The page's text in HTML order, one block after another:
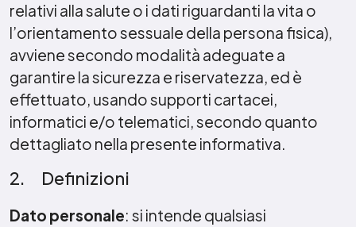
relativi alla salute o i dati riguardanti la vita o
l’orientamento sessuale della persona fisica),
avviene secondo modalità adeguate a
garantire la sicurezza e riservatezza, ed è
effettuato, usando supporti cartacei,
informatici e/o telematici, secondo quanto
dettagliato nella presente informativa.
2. Definizioni
Dato personale: si intende qualsiasi